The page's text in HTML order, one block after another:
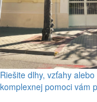
Riešite dlhy, vzťahy
komplexnej pomoci vám